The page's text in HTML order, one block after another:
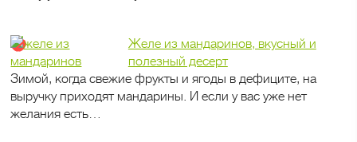
Желе из мандаринов, вкусный и
полезный десерт
Зимой, когда свежие фрукты и ягоды в дефиците, на
выручку приходят мандарины. И если у вас уже нет
желания есть…